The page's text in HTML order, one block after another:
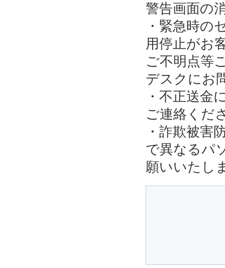
警告画面の
・緊急時の
用停止がお
ご不明点等
デスクにお
・不正送金
ご連絡くだ
・詐欺被害
で異なるパ
願いいたし